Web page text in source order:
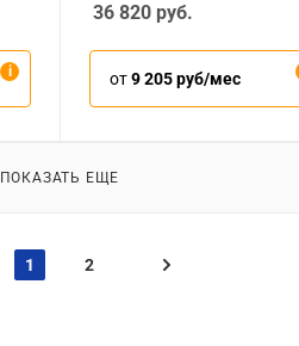
36 820руб.
от9 205 руб/мес
ПОКАЗАТЬ ЕЩЕ
1 2